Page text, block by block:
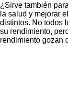
¿Sirve también
la salud y mejorar
distintos. No todos
su rendimiento,
rendimiento gozan